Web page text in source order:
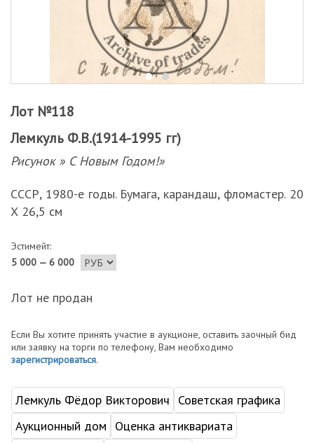
Лот №118
Лемкуль Ф.В.(1914-1995 гг)
Рисунок » С Новым Годом!»
СССР, 1980-е годы. Бумага, карандаш, фломастер. 20
Х 26,5 см
Эстимейт:
5 000 — 6 000
Лот не продан
Если Вы хотите принять участие в аукционе, оставить заочный бид
или заявку на торги по телефону, Вам необходимо
зарегистрироваться.
Лемкуль Фёдор Викторович
Советская графика
Аукционный дом
Оценка антиквариата